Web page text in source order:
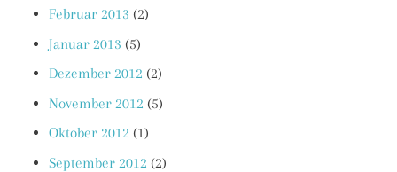
Februar 2013 (2)
Januar 2013 (5)
Dezember 2012 (2)
November 2012 (5)
Oktober 2012 (1)
September 2012 (2)